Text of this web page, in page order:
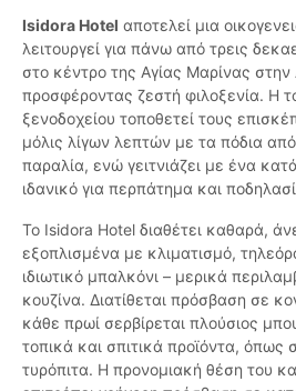
Isidora Hotel αποτελεί μια
λειτουργεί για πάνω από τρεις
στο κέντρο της Αγίας Μαρίνας στην
προσφέροντας ζεστή φιλοξενία. Η
ξενοδοχείου τοποθετεί τους
μόλις λίγων λεπτών με τα πόδια
παραλία, ενώ γειτνιάζει με ένα
ιδανικό για περπάτημα και
Το Isidora Hotel διαθέτει καθαρά,
εξοπλισμένα με κλιματισμό,
ιδιωτικό μπαλκόνι – μερικά
κουζίνα. Διατίθεται πρόσβαση σε
κάθε πρωί σερβίρεται πλούσιος
τοπικά και σπιτικά προϊόντα, όπως
τυρόπιτα. Η προνομιακή θέση του